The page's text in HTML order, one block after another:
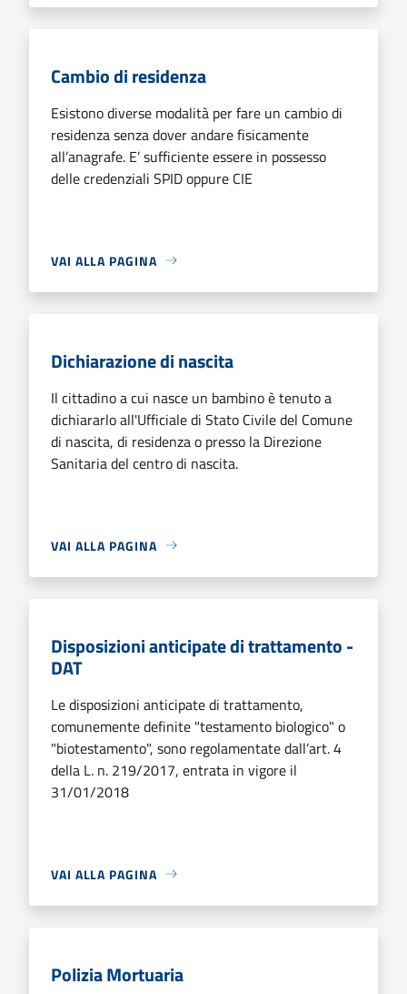
Cambio di residenza
Esistono diverse modalità per fare un cambio di
residenza senza dover andare fisicamente
all’anagrafe. E’ sufficiente essere in possesso
delle credenziali SPID oppure CIE
VAI ALLA PAGINA
Dichiarazione di nascita
Il cittadino a cui nasce un bambino è tenuto a
dichiararlo all'Ufficiale di Stato Civile del Comune
di nascita, di residenza o presso la Direzione
Sanitaria del centro di nascita.
VAI ALLA PAGINA
Disposizioni anticipate di trattamento -
DAT
Le disposizioni anticipate di trattamento,
comunemente definite "testamento biologico" o
"biotestamento", sono regolamentate dall’art. 4
della L. n. 219/2017, entrata in vigore il
31/01/2018
VAI ALLA PAGINA
Polizia Mortuaria